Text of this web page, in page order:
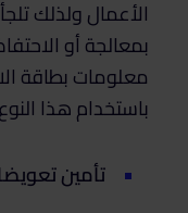
الأعمال ولذلك
بمعالجة أو
معلومات بطاقة
باستخدام هذا
تأمين